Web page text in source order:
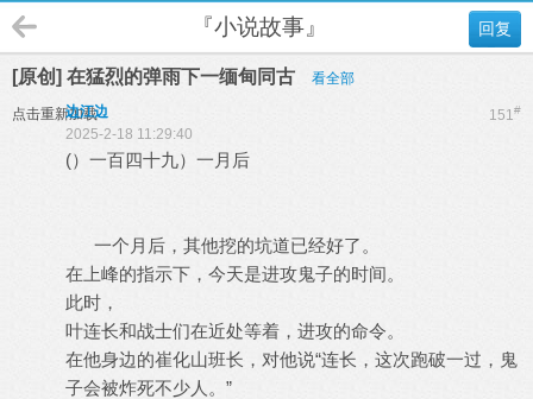
回复
『小说故事』
[原创] 在猛烈的弹雨下一缅甸同古 看全部
点击重新加载 151#
边江边
2025-2-18 11:29:40
(）一百四十九）一月后
一个月后，其他挖的坑道已经好了。
在上峰的指示下，今天是进攻鬼子的时间。
此时，
叶连长和战士们在近处等着，进攻的命令。
在他身边的崔化山班长，对他说“连长，这次跑破一过，鬼
子会被炸死不少人。”